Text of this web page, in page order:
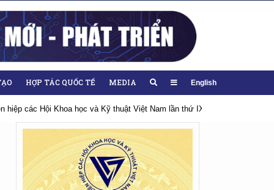
HỢP TÁC QUỐC TẾ MEDIA English
hiệp các Hội Khoa học và Kỹ thuật Việt Nam lần thứ IX, nhiệm kỳ 2026-